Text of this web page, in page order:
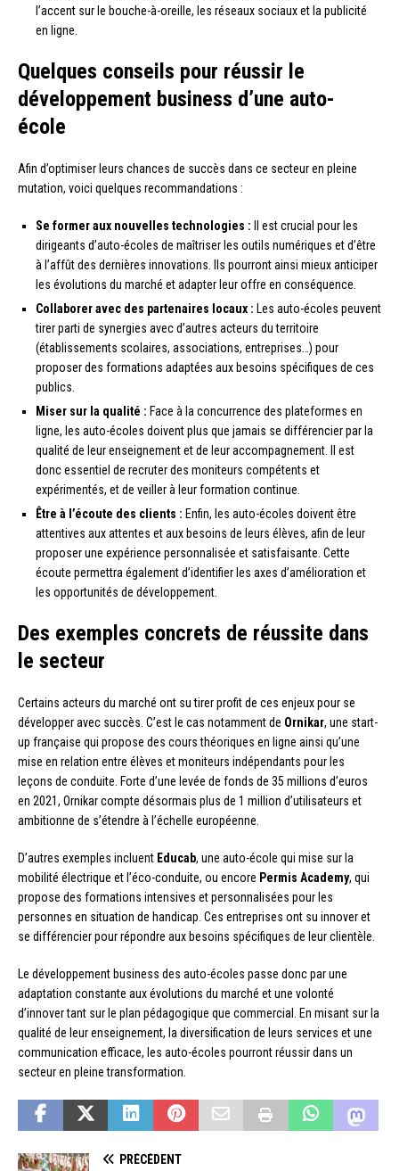
l’accent sur le bouche-à-oreille, les réseaux sociaux et la publicité
en ligne.
Quelques conseils pour réussir le
développement business d’une auto-
école
Afin d’optimiser leurs chances de succès dans ce secteur en pleine
mutation, voici quelques recommandations :
Se former aux nouvelles technologies : Il est crucial pour les
dirigeants d’auto-écoles de maîtriser les outils numériques et d’être
à l’affût des dernières innovations. Ils pourront ainsi mieux anticiper
les évolutions du marché et adapter leur offre en conséquence.
Collaborer avec des partenaires locaux : Les auto-écoles peuvent
tirer parti de synergies avec d’autres acteurs du territoire
(établissements scolaires, associations, entreprises…) pour
proposer des formations adaptées aux besoins spécifiques de ces
publics.
Miser sur la qualité : Face à la concurrence des plateformes en
ligne, les auto-écoles doivent plus que jamais se différencier par la
qualité de leur enseignement et de leur accompagnement. Il est
donc essentiel de recruter des moniteurs compétents et
expérimentés, et de veiller à leur formation continue.
Être à l’écoute des clients : Enfin, les auto-écoles doivent être
attentives aux attentes et aux besoins de leurs élèves, afin de leur
proposer une expérience personnalisée et satisfaisante. Cette
écoute permettra également d’identifier les axes d’amélioration et
les opportunités de développement.
Des exemples concrets de réussite dans
le secteur
Certains acteurs du marché ont su tirer profit de ces enjeux pour se
développer avec succès. C’est le cas notamment de Ornikar, une start-
up française qui propose des cours théoriques en ligne ainsi qu’une
mise en relation entre élèves et moniteurs indépendants pour les
leçons de conduite. Forte d’une levée de fonds de 35 millions d’euros
en 2021, Ornikar compte désormais plus de 1 million d’utilisateurs et
ambitionne de s’étendre à l’échelle européenne.
D’autres exemples incluent Educab, une auto-école qui mise sur la
mobilité électrique et l’éco-conduite, ou encore Permis Academy, qui
propose des formations intensives et personnalisées pour les
personnes en situation de handicap. Ces entreprises ont su innover et
se différencier pour répondre aux besoins spécifiques de leur clientèle.
Le développement business des auto-écoles passe donc par une
adaptation constante aux évolutions du marché et une volonté
d’innover tant sur le plan pédagogique que commercial. En misant sur la
qualité de leur enseignement, la diversification de leurs services et une
communication efficace, les auto-écoles pourront réussir dans un
secteur en pleine transformation.
PRÉCÉDENT